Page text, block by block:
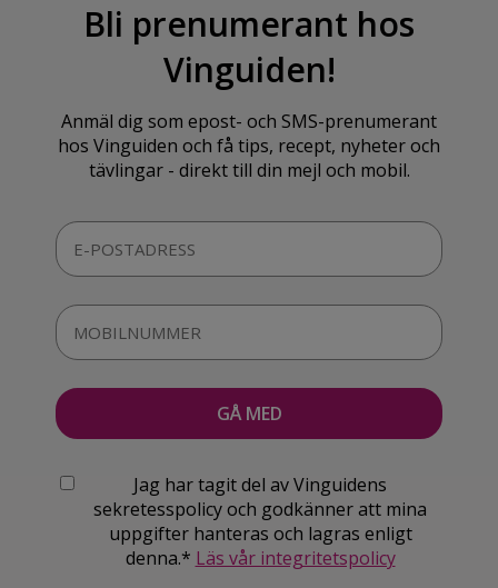
Bli prenumerant hos
Vinguiden!
Anmäl dig som epost- och SMS-prenumerant
hos Vinguiden och få tips, recept, nyheter och
tävlingar - direkt till din mejl och mobil.
Jag har tagit del av Vinguidens
sekretesspolicy och godkänner att mina
uppgifter hanteras och lagras enligt
denna.* Läs vår integritetspolicy